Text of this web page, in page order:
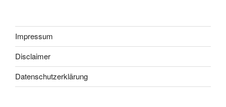
Impressum
Disclaimer
Datenschutzerklärung